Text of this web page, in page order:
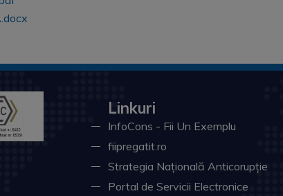
Linkuri
InfoCons - Fii Un Exemplu
fiipregatit.ro
Strategia Națională Anticorupție
Portal de Servicii Electronice